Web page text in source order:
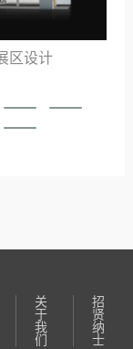
区设计
关
于
我
们
招
贤
纳
士